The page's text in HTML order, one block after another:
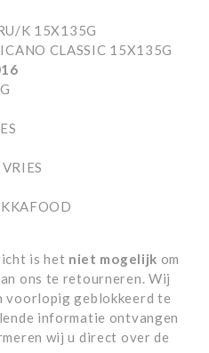
K 15X135G
CLASSIC 15X135G
12X245G
DE VRIES
DE VRIES
is het niet mogelijk om
ons te retourneren. Wij
voorlopig geblokkeerd te
informatie ontvangen
wij u direct over de